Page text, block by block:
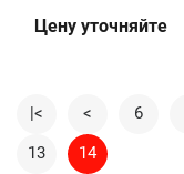
Цену уточняйте
|< < 6
13
14